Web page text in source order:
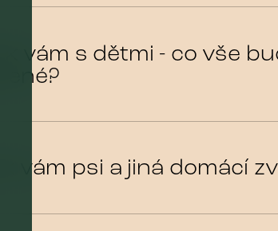
k vám s dětmi - co vše
k vám psi a jiná domácí